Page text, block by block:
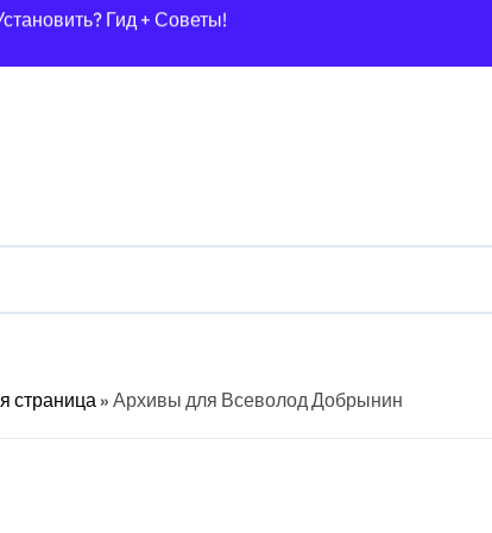
Выбрать и Сэкономить?)
+ 7 Советов) Для Шерсти?
Гид По Выбору + Советы Эксперта!
Газона!
Гид + Секреты Чистой Воды!
(IPX4+), Гид По Выбору!
страница»Архивы для Всеволод Добрынин